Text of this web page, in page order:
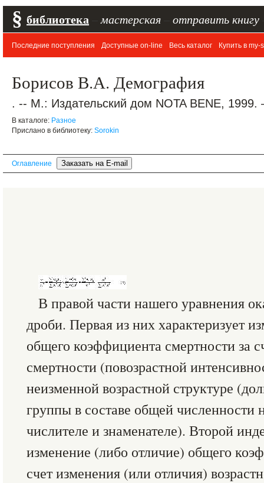
§ библиотека мастерская отправить книгу
Последние поступления Доступные on-line Весь каталог Купить в my-
Борисов В.А. Демография
. -- М.: Издательский дом NOTA BENE, 1999.
В каталоге: Разное
Прислано в библиотеку: Sorokin
Оглавление
В правой части нашего уравнения
дроби. Первая из них характеризует
общего коэффициента смертности за
смертности (повозрастной
неизменной возрастной структуре
группы в составе общей численности
числителе и знаменателе). Второй
изменение (либо отличие) общего
счет изменения (или отличия)